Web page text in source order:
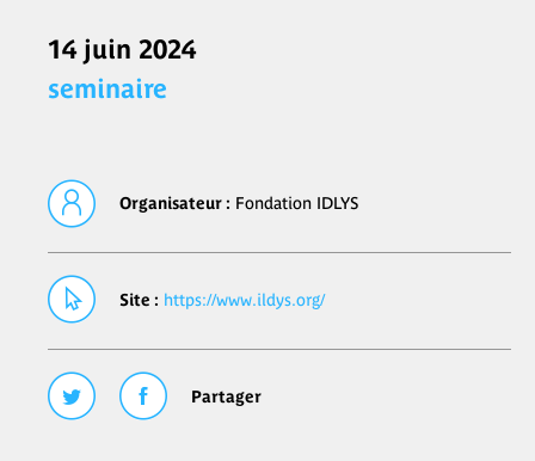
14 juin 2024
seminaire
Organisateur : Fondation IDLYS
Site : https://www.ildys.org/
Partager